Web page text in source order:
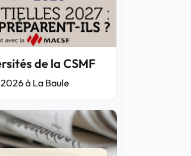
de la CSMF
à La Baule